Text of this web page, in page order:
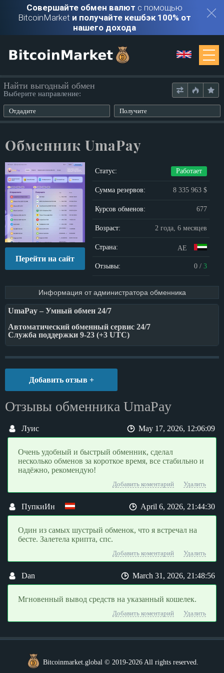
Совершайте обмен валют с помощью
BitcoinMarket и получайте кешбэк 100% от
нашего дохода
Обменники
Найти выгодный обмен
Выберите направление:
Отдадите Получите
Обменник UmaPay
Перейти на сайт
Статус: Работает
Сумма резервов: 8 335 963 $
Курсов обменов: 677
Возраст: 2 года, 6 месяцев
Страна: AE
Отзывы: 0/ 3
Информация от администратора обменника
UmaPay – Умный обмен 24/7
Автоматический обменный сервис 24/7
Служба поддержки 9-23 (+3 UTC)
• Email: support@umapay.online
Добавить отзыв +
Отзывы обменника UmaPay
Луис May 17, 2026, 12:06:09
Очень удобный и быстрый обменник, сделал
несколько обменов за короткое время, все стабильно и
надёжно, рекомендую!
Добавить коментарий Удалить
ПупкиИн April 6, 2026, 21:44:30
Один из самых шустрый обменок, что я встречал на
бесте. Залетела крипта, спс.
Добавить коментарий Удалить
Dan March 31, 2026, 21:48:56
Мгновенный вывод средств на указанный кошелек.
Добавить коментарий Удалить
Bitcoinmarket.global © 2019-2026 All rights reserved.